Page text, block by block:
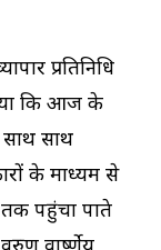
प्रतिनिधि
कि आज के
साथ साथ
के माध्यम से
तक पहुंचा पाते